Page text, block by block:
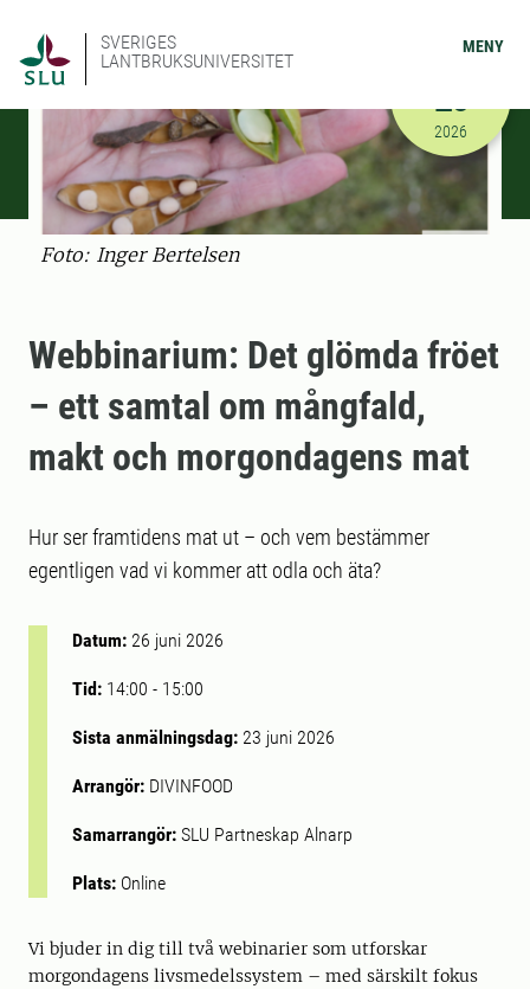
SVERIGES
LANTBRUKSUNIVERSITET
MENY
Foto: Inger Bertelsen
2026-06-
26
2026
Webbinarium: Det glömda fröet
– ett samtal om mångfald,
makt och morgondagens mat
Hur ser framtidens mat ut – och vem bestämmer
egentligen vad vi kommer att odla och äta?
Datum: 26 juni 2026
Tid: 14:00 - 15:00
Sista anmälningsdag: 23 juni 2026
Arrangör: DIVINFOOD
Samarrangör: SLU Partneskap Alnarp
Plats: Online
Vi bjuder in dig till två webinarier som utforskar
morgondagens livsmedelssystem – med särskilt fokus